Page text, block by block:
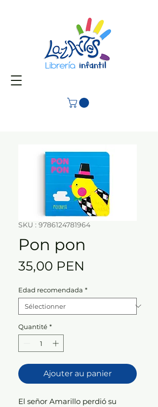
SKU : 9786124781964
Pon pon
35,00 PEN
Edad recomendada *
Quantité *
Ajouter au panier
El señor Amarillo perdió su